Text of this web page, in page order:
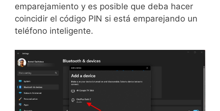
emparejamiento y es posible que deba hacer
coincidir el código PIN si está emparejando un
teléfono inteligente.